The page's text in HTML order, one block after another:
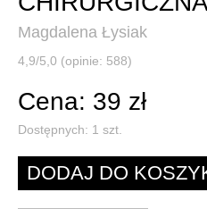
Magdalena Łysiak
4,9/5,0 (opinie: 588)
Cena: 39 zł
Dostępnych: 1 szt.